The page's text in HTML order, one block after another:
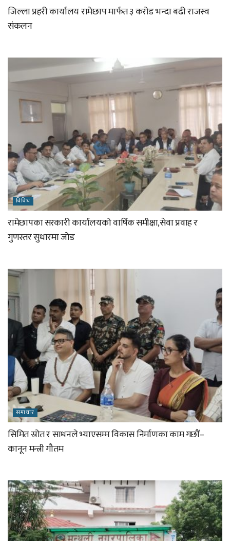
जिल्ला प्रहरी कार्यालय रामेछाप मार्फत ३ करोड भन्दा बढी राजस्व
संकलन
विविध
रामेछापका सरकारी कार्यालयको वार्षिक समीक्षा,सेवा प्रवाह र
गुणस्तर सुधारमा जोड
समाचार
सिमित स्रोत र साधनले भ्याएसम्म विकास निर्माणका काम गछौं–
कानून मन्त्री गौतम